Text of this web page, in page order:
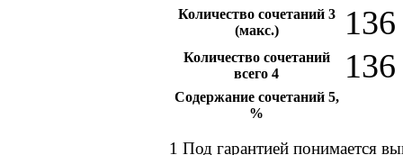
Количество сочетаний 3
(макс.)
Количество сочетаний
всего 4 136
Содержание сочетаний 5,
%
1 Под гарантией понимается